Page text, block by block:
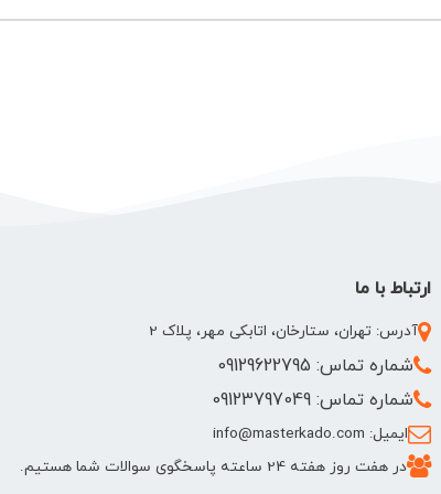
ارتباط با ما
آدرس: تهران، ستارخان، اتابکی مهر، پلاک 2
شماره تماس: 09129622795
شماره تماس: 09123797049
ایمیل: info@masterkado.com
در هفت روز هفته 24 ساعته پاسخگوی سوالات شما هستیم.